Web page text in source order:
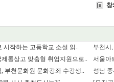
창
시작하는 고등학교 소설 읽..
부천시
통상고 맞춤형 취업지원으로..
서울아
부천문화원 문화강좌 수강생..
성남